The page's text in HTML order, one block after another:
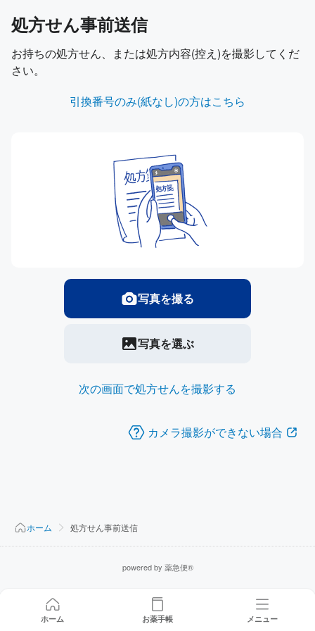
処方せん事前送信
お持ちの処方せん、または処方内容(控え)を撮影してくだ
さい。
引換番号のみ(紙なし)の方はこちら
写真を撮る
写真を選ぶ
次の画面で処方せんを撮影する
カメラ撮影ができない場合
ホーム 処方せん事前送信
powered by 薬急便®
ホーム お薬手帳 メニュー